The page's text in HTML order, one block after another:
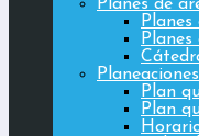
Planes de
Planeaciones
Plan
Plan